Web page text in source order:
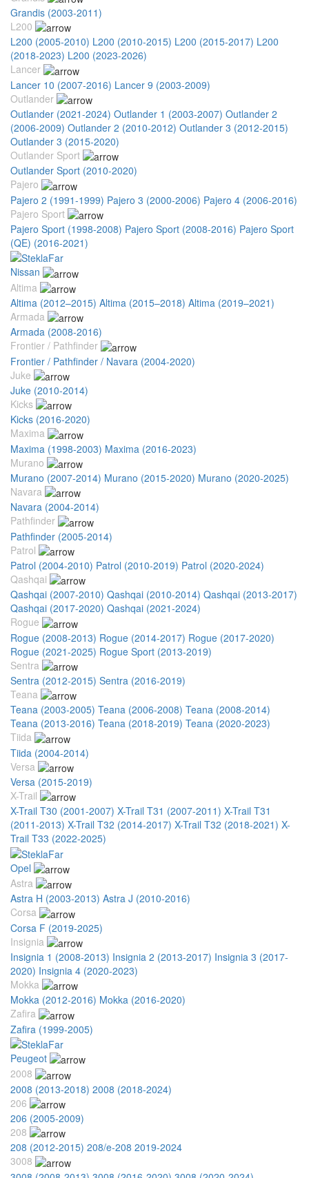
Grandis (2003-2011)
L200
L200 (2005-2010) L200 (2010-2015) L200 (2015-2017) L200
(2018-2023) L200 (2023-2026)
Lancer
Lancer 10 (2007-2016) Lancer 9 (2003-2009)
Outlander
Outlander (2021-2024) Outlander 1 (2003-2007) Outlander 2
(2006-2009) Outlander 2 (2010-2012) Outlander 3 (2012-2015)
Outlander 3 (2015-2020)
Outlander Sport
Outlander Sport (2010-2020)
Pajero
Pajero 2 (1991-1999) Pajero 3 (2000-2006) Pajero 4 (2006-2016)
Pajero Sport
Pajero Sport (1998-2008) Pajero Sport (2008-2016) Pajero Sport
(QE) (2016-2021)
Nissan
Altima
Altima (2012–2015) Altima (2015–2018) Altima (2019–2021)
Armada
Armada (2008-2016)
Frontier / Pathfinder
Frontier / Pathfinder / Navara (2004-2020)
Juke
Juke (2010-2014)
Kicks
Kicks (2016-2020)
Maxima
Maxima (1998-2003) Maxima (2016-2023)
Murano
Murano (2007-2014) Murano (2015-2020) Murano (2020-2025)
Navara
Navara (2004-2014)
Pathfinder
Pathfinder (2005-2014)
Patrol
Patrol (2004-2010) Patrol (2010-2019) Patrol (2020-2024)
Qashqai
Qashqai (2007-2010) Qashqai (2010-2014) Qashqai (2013-2017)
Qashqai (2017-2020) Qashqai (2021-2024)
Rogue
Rogue (2008-2013) Rogue (2014-2017) Rogue (2017-2020)
Rogue (2021-2025) Rogue Sport (2013-2019)
Sentra
Sentra (2012-2015) Sentra (2016-2019)
Teana
Teana (2003-2005) Teana (2006-2008) Teana (2008-2014)
Teana (2013-2016) Teana (2018-2019) Teana (2020-2023)
Tiida
Tiida (2004-2014)
Versa
Versa (2015-2019)
X-Trail
X-Trail T30 (2001-2007) X-Trail T31 (2007-2011) X-Trail T31
(2011-2013) X-Trail T32 (2014-2017) X-Trail T32 (2018-2021) X-
Trail T33 (2022-2025)
Opel
Astra
Astra H (2003-2013) Astra J (2010-2016)
Corsa
Corsa F (2019-2025)
Insignia
Insignia 1 (2008-2013) Insignia 2 (2013-2017) Insignia 3 (2017-
2020) Insignia 4 (2020-2023)
Mokka
Mokka (2012-2016) Mokka (2016-2020)
Zafira
Zafira (1999-2005)
Peugeot
2008
2008 (2013-2018) 2008 (2018-2024)
206
206 (2005-2009)
208
208 (2012-2015) 208/e-208 2019-2024
3008